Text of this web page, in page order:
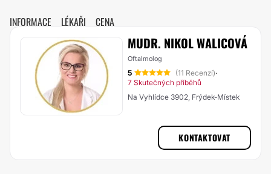
INFORMACE LÉKAŘI CENA
MUDR. NIKOL WALICOVÁ
Oftalmolog
5 (11 Recenzí)·
7 Skutečných příběhů
Na Vyhlídce 3902, Frýdek-Místek
KONTAKTOVAT